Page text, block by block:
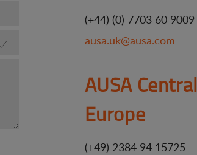
(+44) (0) 7703 60 9009
ausa.uk@ausa.com
AUSA Central
Europe
(+49) 2384 94 15725